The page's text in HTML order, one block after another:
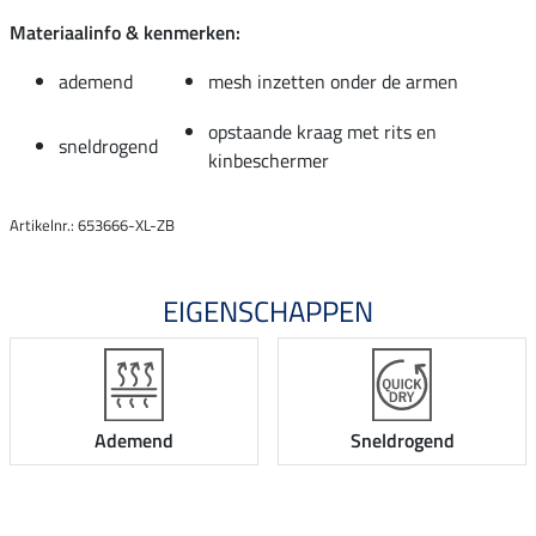
Materiaalinfo & kenmerken:
ademend
mesh inzetten onder de armen
sneldrogend
opstaande kraag met rits en
kinbeschermer
Artikelnr.: 653666-XL-ZB
EIGENSCHAPPEN
Ademend Sneldrogend